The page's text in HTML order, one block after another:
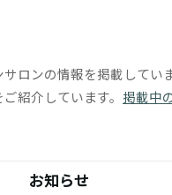
ロンの情報を掲載してい
紹介しています。 掲載中
お知らせ